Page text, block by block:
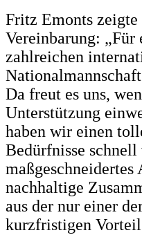
Fritz Emonts
Vereinbarung: „Für
zahlreichen
Da freut es uns,
Unterstützung
haben wir einen
Bedürfnisse
nachhaltige
aus der nur einer
kurzfristigen